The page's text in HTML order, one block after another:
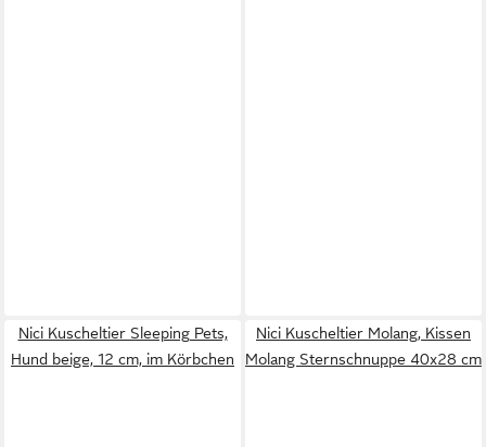
Nici Kuscheltier Sleeping Pets,
Hund beige, 12 cm, im Körbchen
Nici Kuscheltier Molang, Kissen
Molang Sternschnuppe 40x28 cm